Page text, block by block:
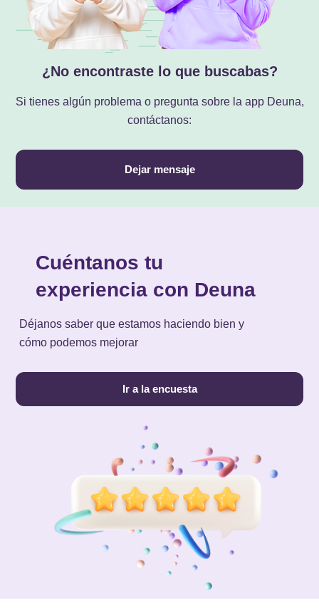
¿No encontraste lo que buscabas?
Si tienes algún problema o pregunta sobre la app Deuna,
contáctanos:
Dejar mensaje
Cuéntanos tu
experiencia con Deuna
Déjanos saber que estamos haciendo bien y
cómo podemos mejorar
Ir a la encuesta